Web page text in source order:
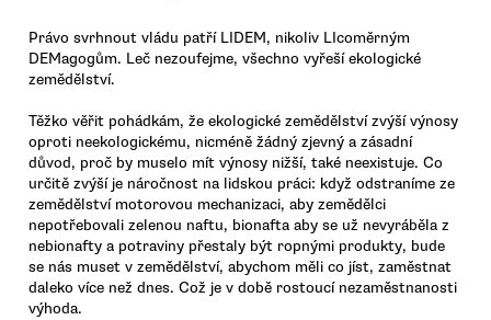
Právo svrhnout vládu patří LIDEM, nikoliv LIcoměrným
DEMagogům. Leč nezoufejme, všechno vyřeší ekologické
zemědělství.
Těžko věřit pohádkám, že ekologické zemědělství zvýší výnosy
oproti neekologickému, nicméně žádný zjevný a zásadní
důvod, proč by muselo mít výnosy nižší, také neexistuje. Co
určitě zvýší je náročnost na lidskou práci: když odstraníme ze
zemědělství motorovou mechanizaci, aby zemědělci
nepotřebovali zelenou naftu, bionafta aby se už nevyráběla z
nebionafty a potraviny přestaly být ropnými produkty, bude
se nás muset v zemědělství, abychom měli co jíst, zaměstnat
daleko více než dnes. Což je v době rostoucí nezaměstnanosti
výhoda.